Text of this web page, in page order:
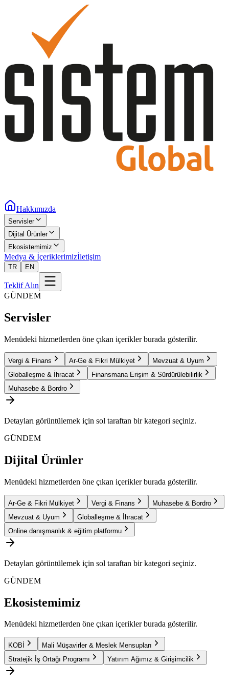
Hakkımızda
Servisler
Dijital Ürünler
Ekosistemimiz
Medya & İçeriklerimizİletişim
TR EN
Teklif Alın
GÜNDEM
Servisler
Menüdeki hizmetlerden öne çıkan içerikler burada gösterilir.
Vergi & Finans Ar-Ge & Fikri Mülkiyet
Mevzuat & Uyum
Globalleşme & İhracat
Finansmana Erişim & Sürdürülebilirlik
Muhasebe & Bordro
Detayları görüntülemek için sol taraftan bir kategori seçiniz.
GÜNDEM
Dijital Ürünler
Menüdeki hizmetlerden öne çıkan içerikler burada gösterilir.
Ar-Ge & Fikri Mülkiyet Vergi & Finans
Muhasebe & Bordro
Mevzuat & Uyum
Globalleşme & İhracat
Online danışmanlık & eğitim platformu
Detayları görüntülemek için sol taraftan bir kategori seçiniz.
GÜNDEM
Ekosistemimiz
Menüdeki hizmetlerden öne çıkan içerikler burada gösterilir.
KOBİ
Mali Müşavirler & Meslek Mensupları
Stratejik İş Ortağı Programı
Yatırım Ağımız & Girişimcilik